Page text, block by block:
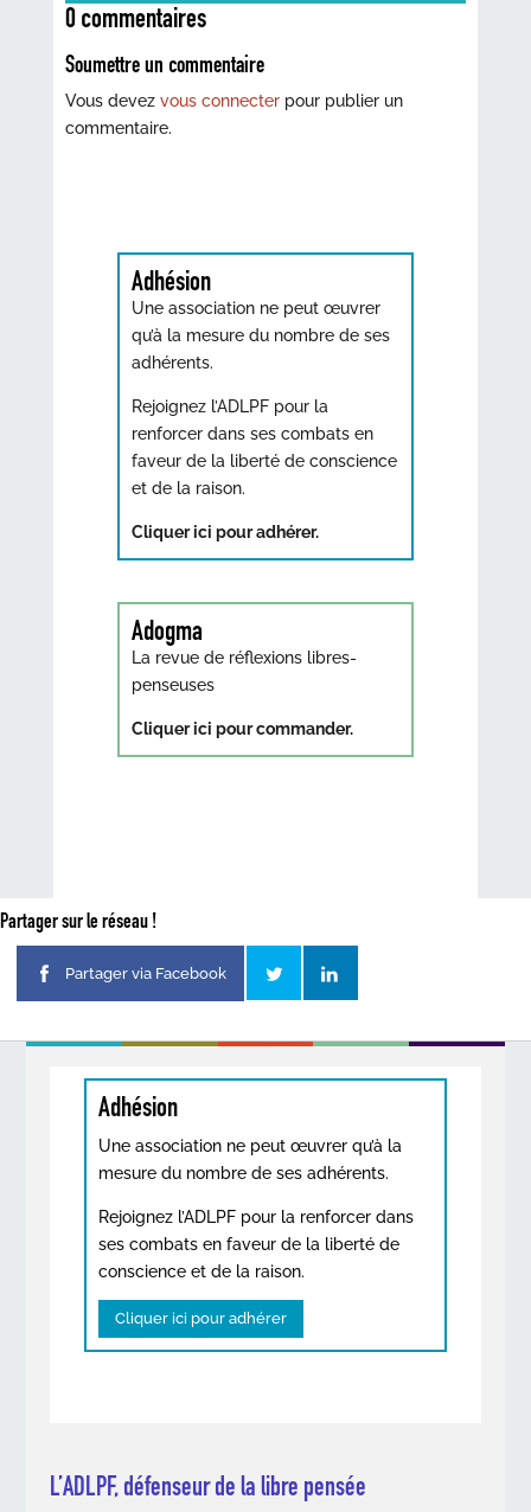
0 commentaires
Soumettre un commentaire
Vous devez vous connecterpour publier un
commentaire.
Adhésion
Une association ne peut œuvrer
qu’à la mesure du nombre de ses
adhérents.
Rejoignez l’ADLPF pour la
renforcer dans ses combats en
faveur de la liberté de conscience
et de la raison.
Cliquer ici pour adhérer.
Adogma
La revue de réflexions libres-
penseuses
Cliquer ici pour commander.
Partager sur le réseau !
Partager via Facebook
Adhésion
Une association ne peut œuvrer qu’à la
mesure du nombre de ses adhérents.
Rejoignez l’ADLPF pour la renforcer dans
ses combats en faveur de la liberté de
conscience et de la raison.
Cliquer ici pour adhérer
L’ADLPF, défenseur de la libre pensée